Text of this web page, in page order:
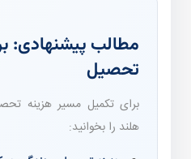
مطالب پیشنهادی:
تحصیل
برای تکمیل مسیر هزینه
هلند را بخوانید: